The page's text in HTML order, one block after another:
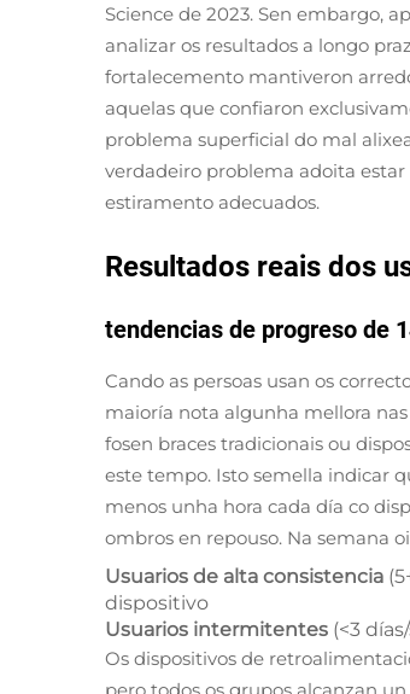
Science de 2023. Sen embargo,
analizar os resultados a longo
fortalecemento mantiveron
aquelas que confiaron
problema superficial do mal
verdadeiro problema adoita
estiramento adecuados.
Resultados reais dos
tendencias de progreso de
Cando as persoas usan os
maioría nota algunha mellora
fosen braces tradicionais ou
este tempo. Isto semella indicar
menos unha hora cada día co
ombros en repouso. Na semana
Usuarios de alta consistencia
dispositivo
Usuarios intermitentes (<3
Os dispositivos de
pero todos os grupos alcanzan